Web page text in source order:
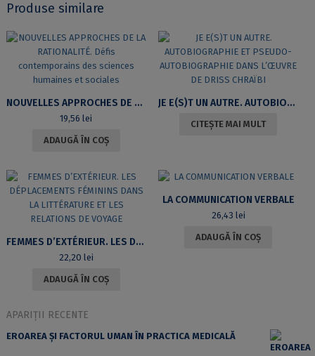
Produse similare
NOUVELLES APPROCHES DE LA RATIONALITÉ. DÉFIS CONTEMPORAINS DES SCIENCES HUMAINES ET SOCIALES
19,56lei
ADAUGĂ ÎN COȘ
JE E(S)T UN AUTRE. AUTOBIOGRAPHIE ET PSEUDO-AUTOBIOGRAPHIE DANS L’ŒUVRE DE DRISS CHRAÏBI
CITEȘTE MAI MULT
FEMMES D’EXTÉRIEUR. LES DÉPLACEMENTS FÉMININS DANS LA LITTÉRATURE ET LES RELATIONS DE VOYAGE
22,20 lei
ADAUGĂ ÎN COȘ
LA COMMUNICATION VERBALE
26,43 lei
ADAUGĂ ÎN COȘ
APARIȚII RECENTE
EROAREA ȘI FACTORUL UMAN ÎN PRACTICA MEDICALĂ